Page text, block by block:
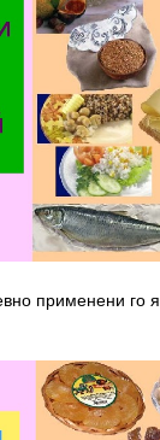
применени го